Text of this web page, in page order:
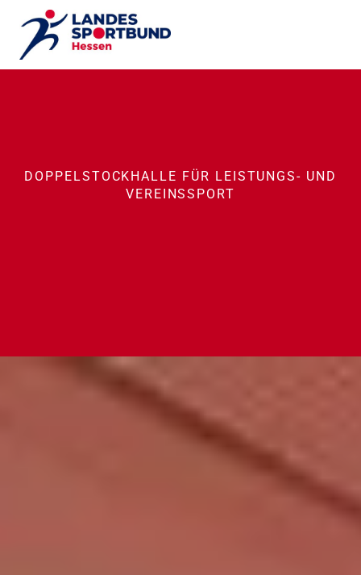
DOPPELSTOCKHALLE FÜR LEISTUNGS- UND
VEREINSSPORT